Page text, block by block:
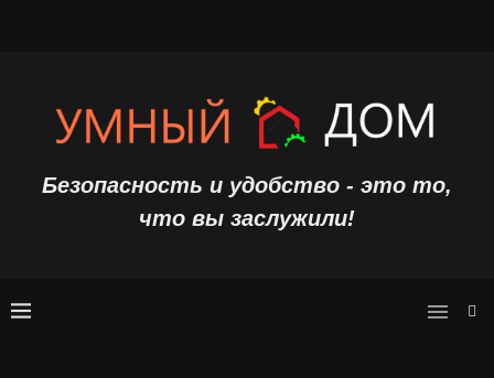
Безопасность и удобство - это то,
что вы заслужили!